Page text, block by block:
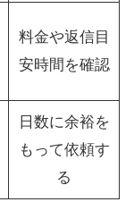
料金や返信目
安時間を確認
日数に余裕を
もって依頼す
る